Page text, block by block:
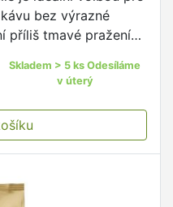
bez výrazné
příliš tmavé pražení
Skladem > 5 ks Odesíláme
v úterý